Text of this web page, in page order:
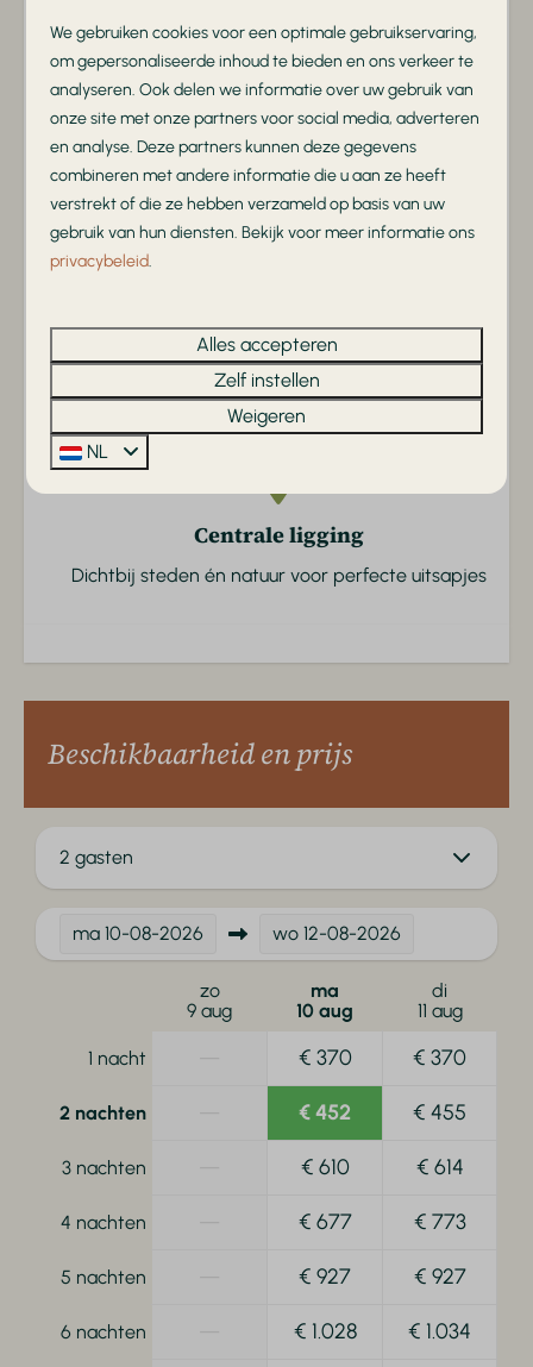
Restaurant
Familievriendelijk
Volop speelplezier, animatie en ruimte voor het hele
gezin
Uitgebreide faciliteiten
Met verwarmd binnen/buitenzwembad, horeca en
grote speeltuinen
Centrale ligging
Dichtbij steden én natuur voor perfecte uitsapjes
Beschikbaarheid en prijs
2 gasten
ma 10-08-2026 wo 12-08-2026
zo
9 aug
ma
10 aug
di
11 aug
1 nacht € 370 € 370
2 nachten € 452 € 455
3 nachten € 610 € 614
4 nachten € 677 € 773
5 nachten € 927 € 927
6 nachten € 1.028 € 1.034
We gebruiken cookies voor een optimale gebruikservaring,
om gepersonaliseerde inhoud te bieden en ons verkeer te
analyseren. Ook delen we informatie over uw gebruik van
onze site met onze partners voor social media, adverteren
en analyse. Deze partners kunnen deze gegevens
combineren met andere informatie die u aan ze heeft
verstrekt of die ze hebben verzameld op basis van uw
gebruik van hun diensten. Bekijk voor meer informatie ons
privacybeleid.
Alles accepteren
Zelf instellen
Weigeren
NL